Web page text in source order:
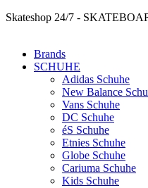
Skateshop 24/7 -
Brands
SCHUHE
Adidas Schuhe
New Balance
Vans Schuhe
DC Schuhe
éS Schuhe
Etnies Schuhe
Globe Schuhe
Cariuma Schuhe
Kids Schuhe